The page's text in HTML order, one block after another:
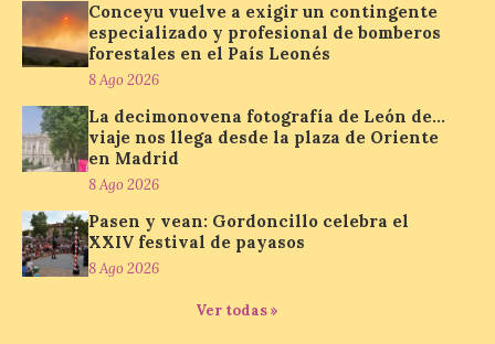
Iberia Marimba es un es
un encuentro
internacional que se
celebra en el mes de
agosto en la localidad
gallega de Merza, dedicado a la marimba y
la música de cámara. La Plaza del
Ayuntamiento de Ponferrada acogerá
este domingo, […]
MADO Madrid Orgullo
como uno de los
Conceyu vuelve a exigir un contingente
especializado y profesional de bomberos
forestales en el País Leonés
8 Ago 2026
La decimonovena fotografía de León de…
viaje nos llega desde la plaza de Oriente
en Madrid
8 Ago 2026
Pasen y vean: Gordoncillo celebra el
XXIV festival de payasos
8 Ago 2026
Ver todas »